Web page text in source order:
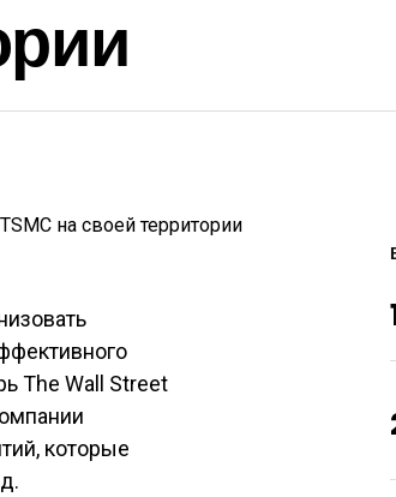
The Wall Street
которые